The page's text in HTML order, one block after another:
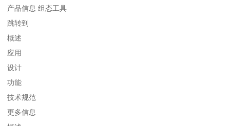
产品信息 组态工具
跳转到
概述
应用
设计
功能
技术规范
更多信息